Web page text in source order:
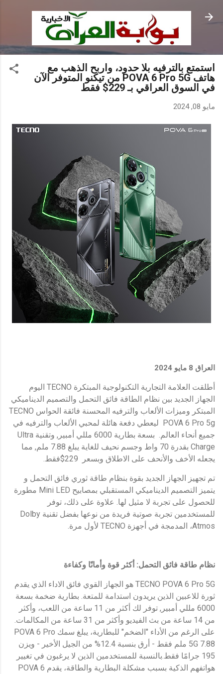
التخطي إلى المحتوى الرئيسي
استمتع بالترفيه بلا حدود، واربح الذهب مع
هاتف POVA 6 Pro 5G من تيكنو المتوفر الآن
في السوق العراقي بـ 229$ فقط
مايو 08, 2024
العراق 8 مايو 2024
أطلقت العلامة التجارية التكنولوجية المبتكرة TECNO اليوم
الجهاز الجديد بين نظام الطاقة فائق التحمل والتصميم الديناميكي
المبتكر وميزات الألعاب والترفيه المحسنة فائقة الحواس TECNO
POVA 6 Pro 5g ليعطي دفعة هائلة لمحبي الألعاب والترفيه في
جميع أنحاء العالم. بسعة بطارية 6000 مللي أمبير, وتقنية Ultra
Charge بقدرة 70 واط وجسم نحيف للغاية يبلغ 7.88 ملم, مما
يجعله الأخف والأنحف على الاطلاق وبسعر 229$فقط.
تم تجهيز الجهاز الجديد بقوة بنظام طاقة ثوري فائق التحمل و
يتميز التصميم الديناميكي المستقبلي بمصابيح Mini LED مطورة
للحصول على تجربة لا مثيل لها. علاوة على ذلك، توفر
للمستخدمين تجربة صوتية فريدة من نوعها بفضل تقنية Dolby
Atmos، المدمجة في أجهزة TECNO لأول مرة.
نظام طاقة فائق التحمل: أكثر قوة وأمانًا وكفاءة
TECNO POVA 6 Pro 5G هو الجهاز القوي فائق الاداء الذي يقدم
ثورة للاعبين الذين يريدون استدامة للمتعة. بطارية ضخمة بسعة
6000 مللي أمبير, توفر لك أكثر من 11 ساعة من اللعب، وأكثر
من 14 ساعة من بث الفيديو وأكثر من 31 ساعة من المكالمات.
على الرغم من الأداء "الضخم" للبطارية، يبلغ سمك POVA 6 Pro
5G 7.88 ملم فقط - أرق بنسبة 12.4% من الجيل الأخير - ويزن
195 جرامًا فقط.بالنسبة للمستخدمين الذين لا يرغبون في تغيير
هواتفهم الذكية بسبب مشكلة البطارية والطاقة، يقدم POVA 6